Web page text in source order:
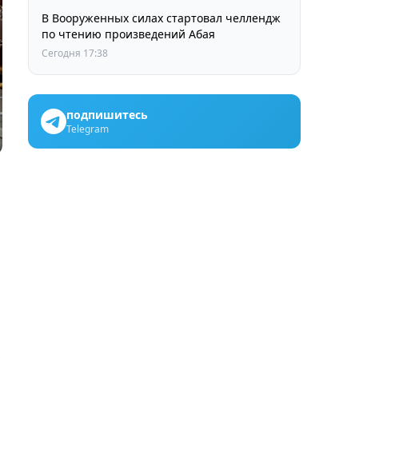
В Вооруженных силах стартовал челлендж
по чтению произведений Абая
Сегодня 17:38
подпишитесь
Telegram